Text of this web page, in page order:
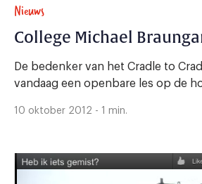
Nieuws
College Michael
De bedenker van het Cradle to
vandaag een openbare les op de
10 oktober 2012 - 1 min.